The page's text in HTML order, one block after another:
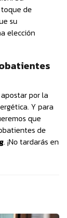
de
su
elección
por la
Y para
que
de
. ¡No tardarás en